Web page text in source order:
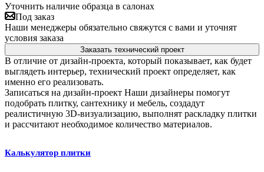
Уточнить наличие образца в салонах
Под заказ
Наши менеджеры обязательно свяжутся с вами и уточнят
условия заказа
Заказать технический проект
В отличие от дизайн-проекта, который показывает, как будет
выглядеть интерьер, технический проект определяет, как
именно его реализовать.
Записаться на дизайн-проект Наши дизайнеры помогут
подобрать плитку, сантехнику и мебель, создадут
реалистичную 3D-визуализацию, выполнят раскладку плитки
и рассчитают необходимое количество материалов.
Калькулятор плитки